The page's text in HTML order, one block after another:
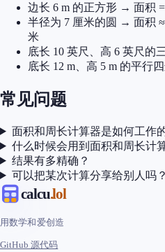
边长 6 m 的正方形 → 面积 =
半径为 7 厘米的圆 → 面积 ≈
米
底长 10 英尺、高 6 英尺的
底长 12 m、高 5 m 的平行
常见问题
面积和周长计算器是如何工作
什么时候会用到面积和周长计
结果有多精确？
可以把某次计算分享给别人吗？
calcu.lol
用数学和爱创造
GitHub 源代码